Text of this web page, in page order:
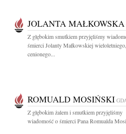
JOLANTA MAŁKOWSKA
Z głębokim smutkiem przyjęliśmy
śmierci Jolanty Małkowskiej wieloletniego,
cenionego...
ROMUALD MOSIŃSKI
Z głębokim żalem i smutkiem przyjęliśmy
wiadomość o śmierci Pana Romualda